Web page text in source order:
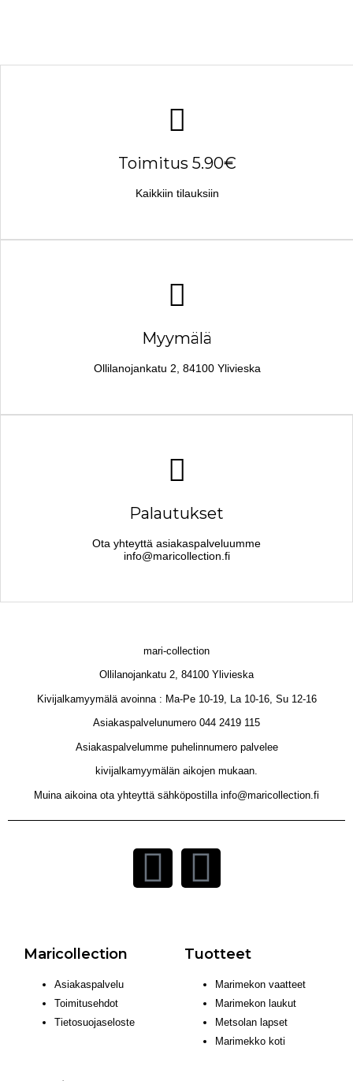
Toimitus 5.90€
Kaikkiin tilauksiin
Myymälä
Ollilanojankatu 2, 84100 Ylivieska
Palautukset
Ota yhteyttä asiakaspalveluumme
info@maricollection.fi
mari-collection
Ollilanojankatu 2, 84100 Ylivieska
Kivijalkamyymälä avoinna : Ma-Pe 10-19, La 10-16, Su 12-16
Asiakaspalvelunumero 044 2419 115
Asiakaspalvelumme puhelinnumero palvelee
kivijalkamyymälän aikojen mukaan.
Muina aikoina ota yhteyttä sähköpostilla info@maricollection.fi
Maricollection
Asiakaspalvelu
Toimitusehdot
Tietosuojaseloste
Tuotteet
Marimekon vaatteet
Marimekon laukut
Metsolan lapset
Marimekko koti